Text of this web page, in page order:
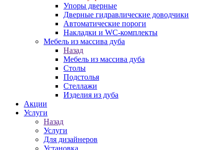
Упоры дверные
Дверные гидравлические доводчики
Автоматические пороги
Накладки и WC-комплекты
Мебель из массива дуба
Назад
Мебель из массива дуба
Столы
Подстолья
Стеллажи
Изделия из дуба
Акции
Услуги
Назад
Услуги
Для дизайнеров
Установка